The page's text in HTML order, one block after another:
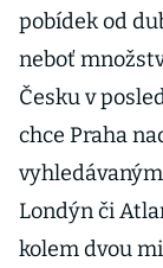
pobídek od
neboť
Česku v
chce Praha
Londýn či
kolem dvou